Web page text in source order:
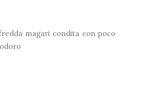
magari condita con poco